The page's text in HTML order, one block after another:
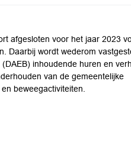
afgesloten voor het jaar 2023
Daarbij wordt wederom
inhoudende huren en
van de gemeentelijke
beweegactiviteiten.